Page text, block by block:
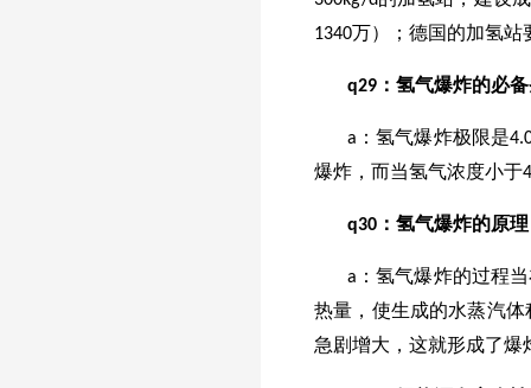
1340万）；德国的加氢
q29 ：氢气爆炸的必
a：氢气爆炸极限是
爆炸，而当氢气浓度小于
q30：氢气爆炸的原
a：氢气爆炸的过程
热量，使生成的水蒸汽
急剧增大，这就形成了爆